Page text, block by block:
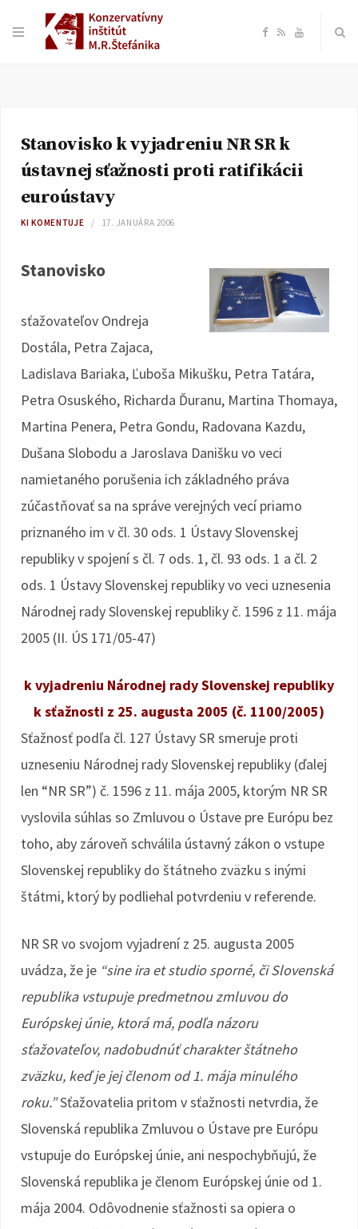
F
e
o
k
R Y
e
Stanovisko k vyjadreniu NR SR k
ústavnej sťažnosti proti ratifikácii
euroústavy
KI KOMENTUJE 17. JANUÁRA 2006
Stanovisko
sťažovateľov Ondreja
Dostála, Petra Zajaca,
Ladislava Bariaka, Ľuboša Mikušku, Petra Tatára,
Petra Osuského, Richarda Ďuranu, Martina Thomaya,
Martina Penera, Petra Gondu, Radovana Kazdu,
Dušana Slobodu a Jaroslava Danišku vo veci
namietaného porušenia ich základného práva
zúčastňovať sa na správe verejných vecí priamo
priznaného im v čl. 30 ods. 1 Ústavy Slovenskej
republiky v spojení s čl. 7 ods. 1, čl. 93 ods. 1 a čl. 2
ods. 1 Ústavy Slovenskej republiky vo veci uznesenia
Národnej rady Slovenskej republiky č. 1596 z 11. mája
2005 (II. ÚS 171/05-47)
k vyjadreniu Národnej rady Slovenskej republiky
k sťažnosti z 25. augusta 2005 (č. 1100/2005)
Sťažnosť podľa čl. 127 Ústavy SR smeruje proti
uzneseniu Národnej rady Slovenskej republiky (ďalej
len “NR SR”) č. 1596 z 11. mája 2005, ktorým NR SR
vyslovila súhlas so Zmluvou o Ústave pre Európu bez
toho, aby zároveň schválila ústavný zákon o vstupe
Slovenskej republiky do štátneho zväzku s inými
štátmi, ktorý by podliehal potvrdeniu v referende.
NR SR vo svojom vyjadrení z 25. augusta 2005
uvádza, že je “sine ira et studio sporné, či Slovenská
republika vstupuje predmetnou zmluvou do
Európskej únie, ktorá má, podľa názoru
sťažovateľov, nadobudnúť charakter štátneho
zväzku, keď je jej členom od 1. mája minulého
roku.”Sťažovatelia pritom v sťažnosti netvrdia, že
Slovenská republika Zmluvou o Ústave pre Európu
vstupuje do Európskej únie, ani nespochybňujú, že
Slovenská republika je členom Európskej únie od 1.
mája 2004. Odôvodnenie sťažnosti sa opiera o